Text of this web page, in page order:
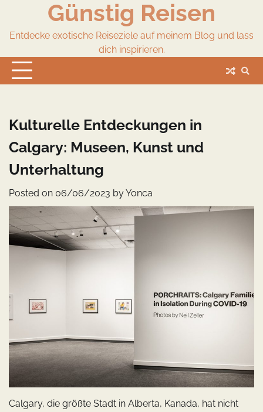
content
Günstig Reisen
Entdecke exotische Reiseziele auf meinem Blog und lass
dich inspirieren.
Kulturelle Entdeckungen in
Calgary: Museen, Kunst und
Unterhaltung
Posted on 06/06/2023 byYonca
Calgary, die größte Stadt in Alberta, Kanada, hat nicht